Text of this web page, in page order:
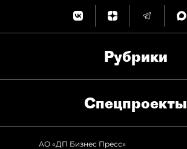
Рубрики
Спец­проекты
АО «ДП Бизнес Пресс»